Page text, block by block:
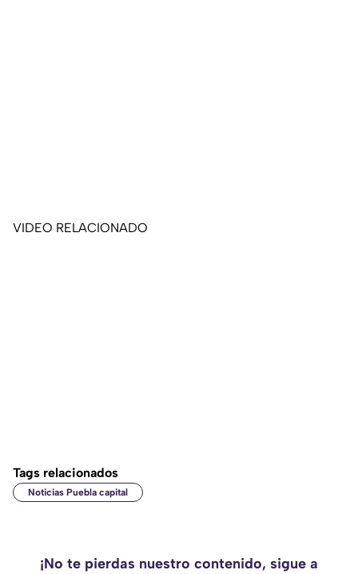
VIDEO RELACIONADO
Tags relacionados
Noticias Puebla capital
¡No te pierdas nuestro contenido, sigue a